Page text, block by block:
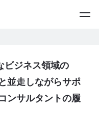
ビジネス領域の
並走しながらサポ
ンサルタントの履